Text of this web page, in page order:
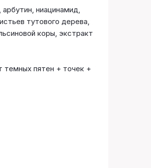
ниацинамид,
тутового дерева,
коры, экстракт
темных пятен + точек +